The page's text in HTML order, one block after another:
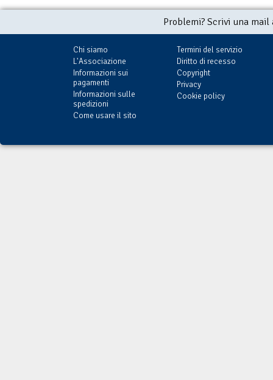
Problemi? Scrivi una
Chi siamo
L'Associazione
Informazioni sui
pagamenti
Informazioni sulle
spedizioni
Come usare il sito
Termini del servizio
Diritto di recesso
Copyright
Privacy
Cookie policy